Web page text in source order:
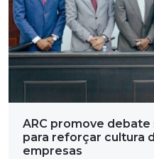
ARC promove
para reforçar cultura
empresas